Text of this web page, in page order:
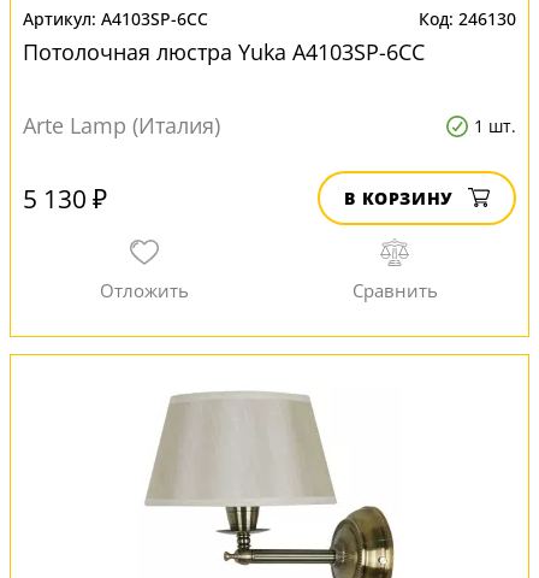
A4103SP-6CC 246130
Потолочная люстра Yuka A4103SP-6CC
Arte Lamp (Италия) 1 шт.
5 130 ₽ В КОРЗИНУ